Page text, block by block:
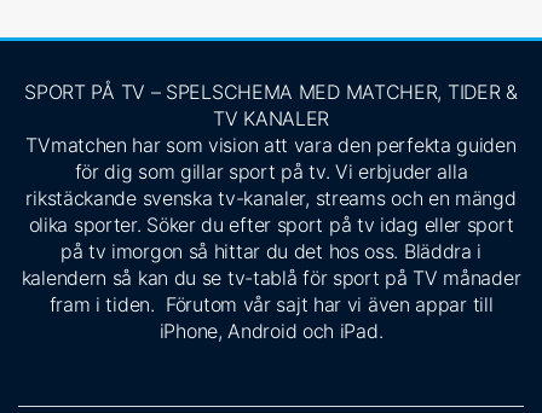
SPORT PÅ TV – SPELSCHEMA MED MATCHER, TIDER &
TV KANALER
TVmatchen har som vision att vara den perfekta guiden
för dig som gillar sport på tv. Vi erbjuder alla
rikstäckande svenska tv-kanaler, streams och en mängd
olika sporter. Söker du efter sport på tv idag eller sport
på tv imorgon så hittar du det hos oss. Bläddra i
kalendern så kan du se tv-tablå för sport på TV månader
fram i tiden. Förutom vår sajt har vi även appar till
iPhone, Android och iPad.